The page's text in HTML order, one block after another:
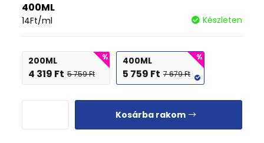
400ML
14Ft/ml Készleten
200ML
4 319 Ft 5 759Ft
400ML
5 759 Ft 7 679Ft
Kosárba rakom